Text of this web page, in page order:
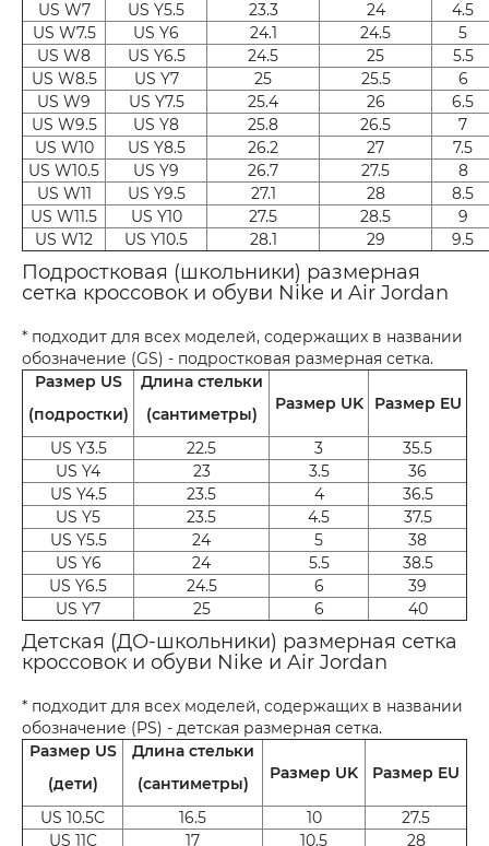
US W7 US Y5.5 23.3 24
4.5
US W7.5
US Y6 24.1 24.5
5
US W8
US Y6.5 24.5 25
5.5
US W8.5
US Y7 25 25.5
6
US W9
US Y7.5 25.4 26
6.5
US W9.5
US Y8 25.8 26.5
7
US W10
US Y8.5 26.2 27
7.5
US W10.5
US Y9 26.7 27.5
8
US W11
US Y9.5 27.1 28
8.5
US W11.5
US Y10 27.5 28.5
9
US W12
US Y10.5 28.1 29 9.5
Подростковая (школьники) размерная
сетка кроссовок и обуви Nike и Air Jordan
* подходит для всех моделей, содержащих в названии
обозначение (GS) - подростковая размерная сетка.
Размер US
(подростки)
Длина стельки
(сантиметры)
Размер UK Размер EU
US Y3.5 22.5 3
35.5
US Y4
23 3.5
36
US Y4.5
23.5 4
36.5
US Y5
23.5 4.5
37.5
US Y5.5
24 5
38
US Y6
24 5.5
38.5
US Y6.5
24.5 6
39
US Y7
25 6 40
Детская (ДО-школьники) размерная сетка
кроссовок и обуви Nike и Air Jordan
* подходит для всех моделей, содержащих в названии
обозначение (PS) - детская размерная сетка.
Размер US
(дети)
Длина стельки
(сантиметры)
Размер UK Размер EU
US 10.5C 16.5 10
27.5
US 11C
17 10.5
28